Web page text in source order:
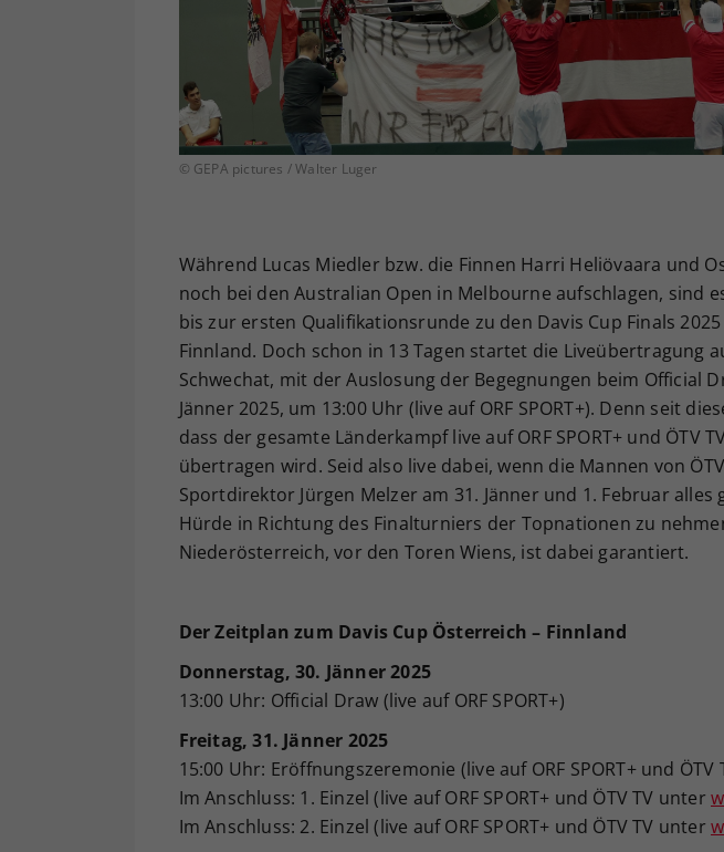
© GEPA pictures / Walter Luger
Während Lucas Miedler bzw. die Finnen Harri Heliövaara und
noch bei den Australian Open in Melbourne aufschlagen, sind
bis zur ersten Qualifikationsrunde zu den Davis Cup Finals
Finnland. Doch schon in 13 Tagen startet die Liveübertragung
Schwechat, mit der Auslosung der Begegnungen beim Official
Jänner 2025, um 13:00 Uhr (live auf ORF SPORT+). Denn seit
dass der gesamte Länderkampf live auf ORF SPORT+ und ÖTV
übertragen wird. Seid also live dabei, wenn die Mannen von
Sportdirektor Jürgen Melzer am 31. Jänner und 1. Februar
Hürde in Richtung des Finalturniers der Topnationen zu
Niederösterreich, vor den Toren Wiens, ist dabei garantiert.
Der Zeitplan zum Davis Cup Österreich – Finnland
Donnerstag, 30. Jänner 2025
13:00 Uhr: Official Draw (live auf ORF SPORT+)
Freitag, 31. Jänner 2025
15:00 Uhr: Eröffnungszeremonie (live auf ORF SPORT+ und
Im Anschluss: 1. Einzel (live auf ORF SPORT+ und ÖTV TV unter
Im Anschluss: 2. Einzel (live auf ORF SPORT+ und ÖTV TV unter
Ihrer
Webseiten-